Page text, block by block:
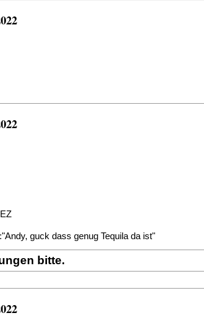
guck dass genug Tequila da ist"
bitte.